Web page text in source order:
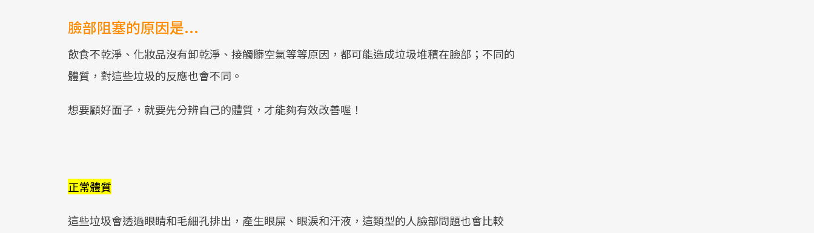
臉部阻塞的原因是...
飲食不乾淨、化妝品沒有卸乾淨、接觸髒空氣等等原因，都可能造成垃圾堆積在臉部；不同的
體質，對這些垃圾的反應也會不同。
想要顧好面子，就要先分辨自己的體質，才能夠有效改善喔！
正常體質
這些垃圾會透過眼睛和毛細孔排出，產生眼屎、眼淚和汗液，這類型的人臉部問題也會比較